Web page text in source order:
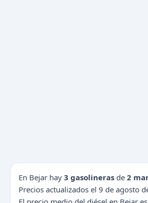
En Bejar hay 3 gasolineras de 2
Precios actualizados el 9 de agosto